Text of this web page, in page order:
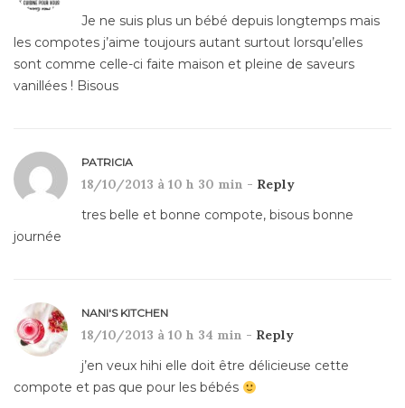
Je ne suis plus un bébé depuis longtemps mais
les compotes j’aime toujours autant surtout lorsqu’elles
sont comme celle-ci faite maison et pleine de saveurs
vanillées ! Bisous
PATRICIA
18/10/2013 à 10 h 30 min - Reply
tres belle et bonne compote, bisous bonne
journée
NANI'S KITCHEN
18/10/2013 à 10 h 34 min - Reply
j’en veux hihi elle doit être délicieuse cette
compote et pas que pour les bébés